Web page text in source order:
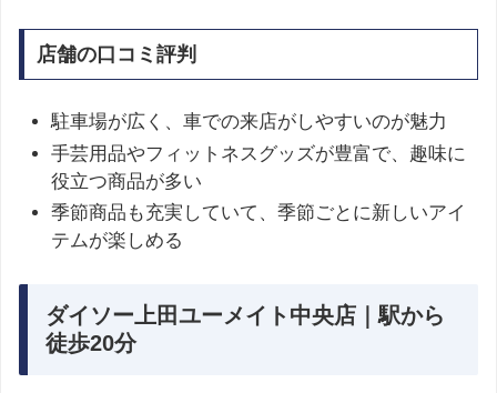
店舗の口コミ評判
駐車場が広く、車での来店がしやすいのが魅力
手芸用品やフィットネスグッズが豊富で、趣味に
役立つ商品が多い
季節商品も充実していて、季節ごとに新しいアイ
テムが楽しめる
ダイソー上田ユーメイト中央店｜駅から
徒歩20分